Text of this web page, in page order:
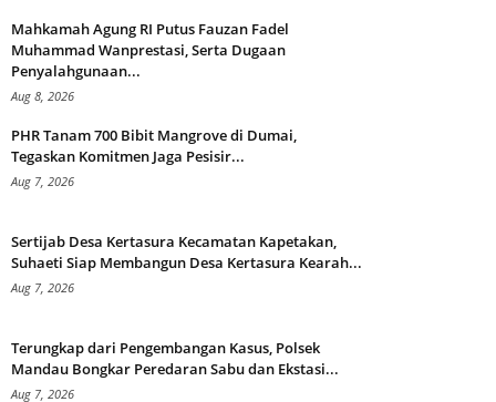
Mahkamah Agung RI Putus Fauzan Fadel
Muhammad Wanprestasi, Serta Dugaan
Penyalahgunaan...
Aug 8, 2026
PHR Tanam 700 Bibit Mangrove di Dumai,
Tegaskan Komitmen Jaga Pesisir...
Aug 7, 2026
Sertijab Desa Kertasura Kecamatan Kapetakan,
Suhaeti Siap Membangun Desa Kertasura Kearah...
Aug 7, 2026
Terungkap dari Pengembangan Kasus, Polsek
Mandau Bongkar Peredaran Sabu dan Ekstasi...
Aug 7, 2026